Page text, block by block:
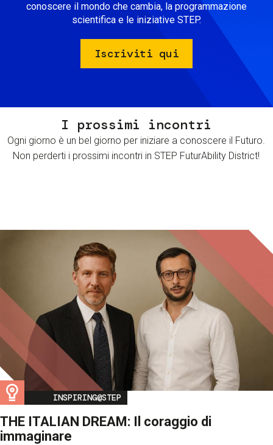
conoscere il mondo che cambia, la programmazione
scientifica e le iniziative STEP.
Iscriviti qui
I prossimi incontri
Ogni giorno è un bel giorno per iniziare a conoscere il Futuro.
Non perderti i prossimi incontri in STEP FuturAbility District!
Image
INSPIRING@STEP
THE ITALIAN DREAM: Il coraggio di
immaginare